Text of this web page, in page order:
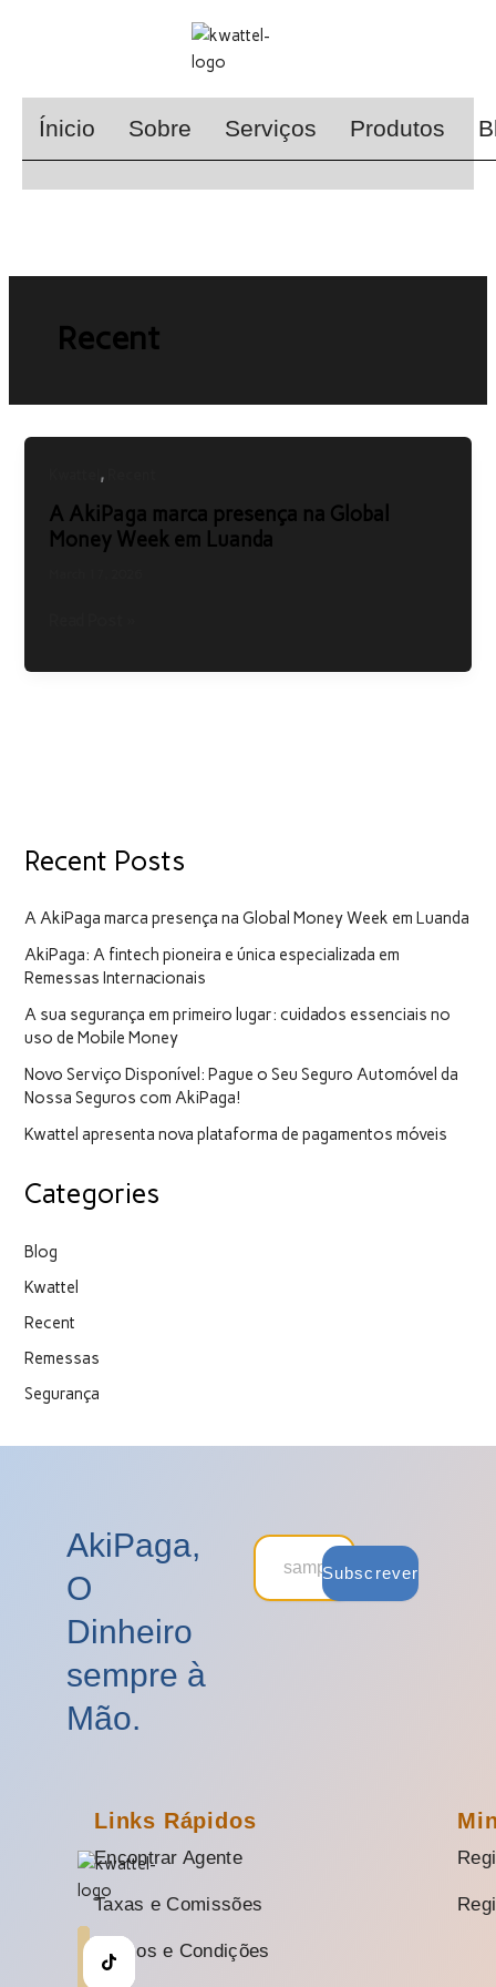
Ínicio Sobre Serviços Produtos
Recent
,
A AkiPaga marca presença na Global
Money Week em Luanda
AkiPaga
marca
presença
Recent Posts
A AkiPaga marca presença na Global Money Week em Luanda
AkiPaga: A fintech pioneira e única especializada em
Remessas Internacionais
A sua segurança em primeiro lugar: cuidados essenciais no
uso de Mobile Money
Novo Serviço Disponível: Pague o Seu Seguro Automóvel da
Nossa Seguros com AkiPaga!
Kwattel apresenta nova plataforma de pagamentos móveis
Categories
Blog
Kwattel
Recent
Remessas
Segurança
AkiPaga,
O
Dinheiro
sempre à
Mão.
Subscrever
Links Rápidos
Encontrar Agente
Taxas e Comissões
Termos e Condições